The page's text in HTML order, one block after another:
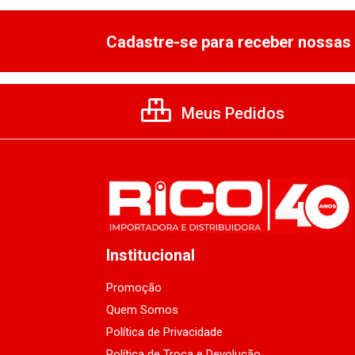
Cadastre-se para receber
Meus Pedidos
Institucional
Promoção
Quem Somos
Política de Privacidade